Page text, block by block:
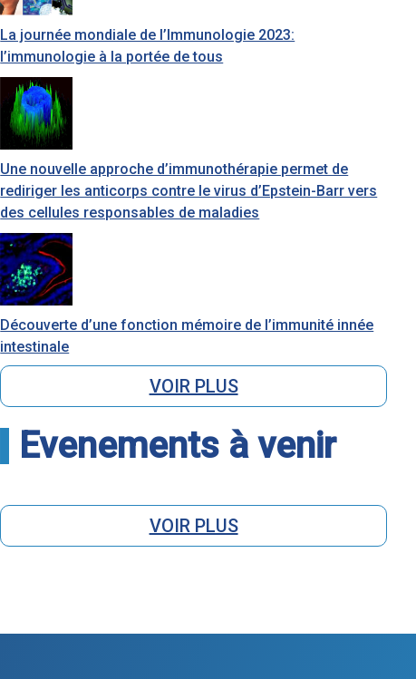
La journée mondiale de l’Immunologie 2023:
l’immunologie à la portée de tous
Une nouvelle approche d’immunothérapie permet de
rediriger les anticorps contre le virus d’Epstein-Barr vers
des cellules responsables de maladies
Découverte d’une fonction mémoire de l’immunité innée
intestinale
VOIR PLUS
Evenements à venir
VOIR PLUS